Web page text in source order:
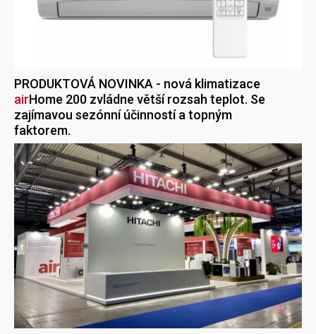
PRODUKTOVÁ NOVINKA - nová klimatizace
airHome 200 zvládne větší rozsah teplot. Se
zajímavou sezónní účinností a topným
faktorem.